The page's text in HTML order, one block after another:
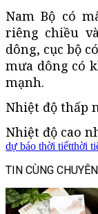
Nam Bộ có
riêng chiều
dông, cục bộ
mưa dông có
mạnh.
Nhiệt độ thấp
Nhiệt độ cao
dự báo thời tiếtthời
TIN CÙNG